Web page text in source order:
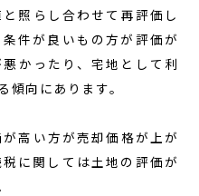
照らし合わせて再評価し
件が良いもの方が評価が
かったり、宅地として利
向にあります。
高い方が売却価格が上が
に関しては土地の評価が